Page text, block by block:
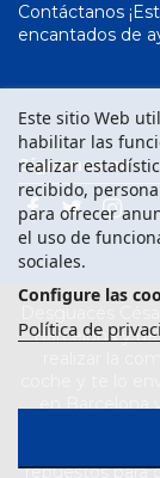
Contáctanos
encantados de
Este sitio Web
habilitar las
realizar
recibido,
para ofrecer
el uso de
sociales.
Configure las
Política de
Síguenos en
Barcelona y de
en Barcelona
todas las
necesitas
repuestos para